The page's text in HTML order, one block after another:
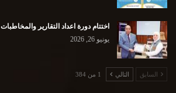
اختتام دورة اعداد التقارير
يونيو 26, 2026
السابق التالي 1 من 384